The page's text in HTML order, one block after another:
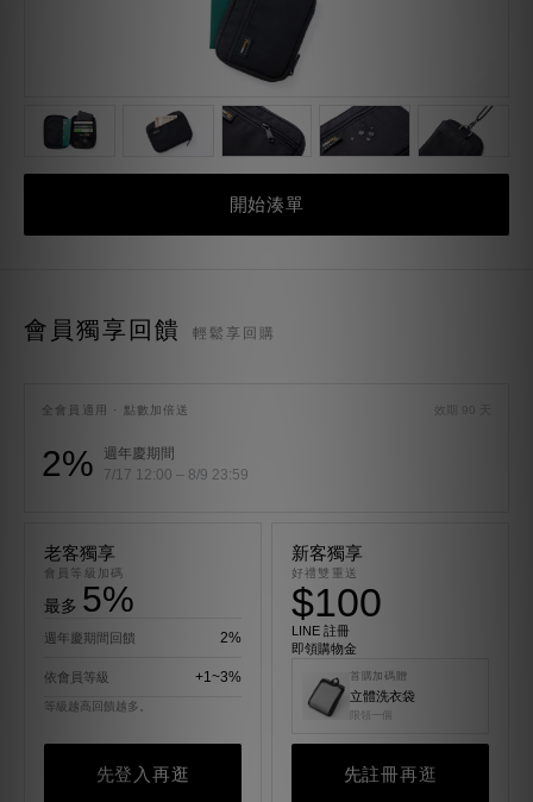
開始湊單
會員獨享回饋 輕鬆享回購
全會員適用 · 點數加倍送 效期 90 天
2%
週年慶期間
7/17 12:00 – 8/9 23:59
老客獨享
會員等級加碼
最多 5%
週年慶期間回饋 2%
依會員等級 +1~3%
等級越高回饋越多。
先登入再逛
新客獨享
好禮雙重送
$100
LINE 註冊
即領購物金
首購加碼贈
立體洗衣袋
限領一個
先註冊再逛